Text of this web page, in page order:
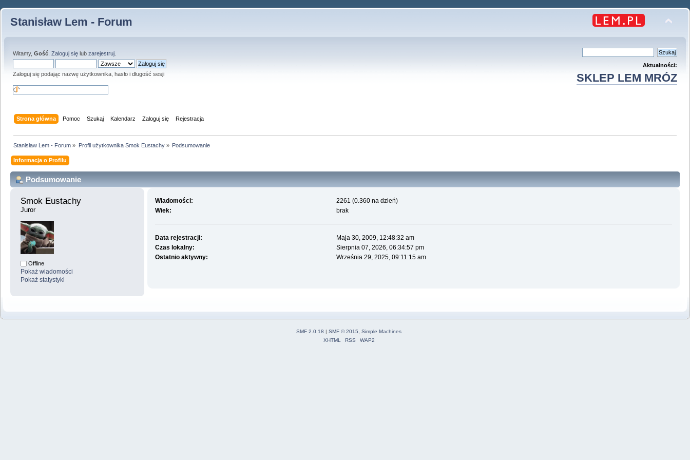
Stanisław Lem - Forum
Witamy, Gość Zaloguj się lub zarejestruj
Zaloguj się podając nazwę użytkownika, hasło i długość sesji
Aktualności:
SKLEP LEM MRÓZ
Strona główna Pomoc Szukaj Kalendarz Zaloguj się Rejestracja
Stanisław Lem - Forum » Profil użytkownika Smok Eustachy» Podsumowanie
Informacja o Profilu
Podsumowanie
Smok Eustachy
Juror
Offline
Pokaż wiadomości
Pokaż statystyki
Wiadomości:
2261 (0.360 na dzień)
Wiek:
brak
Data rejestracji:
Maja 30, 2009, 12:48:32 am
Czas lokalny:
Sierpnia 07, 2026, 06:34:57 pm
Ostatnio aktywny:
Września 29, 2025, 09:11:15 am
SMF 2.0.18 | SMF © 2015
Simple Machines
XHTML
RSS WAP2